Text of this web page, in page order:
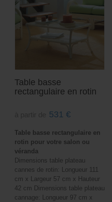
Table basse
rectangulaire en rotin
531 €
Table basse rectangulaire en
rotin pour votre salon ou
véranda
Dimensions table plateau
cannes de rotin: Longueur 111
cm x Largeur 57 cm x Hauteur
42 cm Dimensions table plateau
cannage: Longueur 97 cm x